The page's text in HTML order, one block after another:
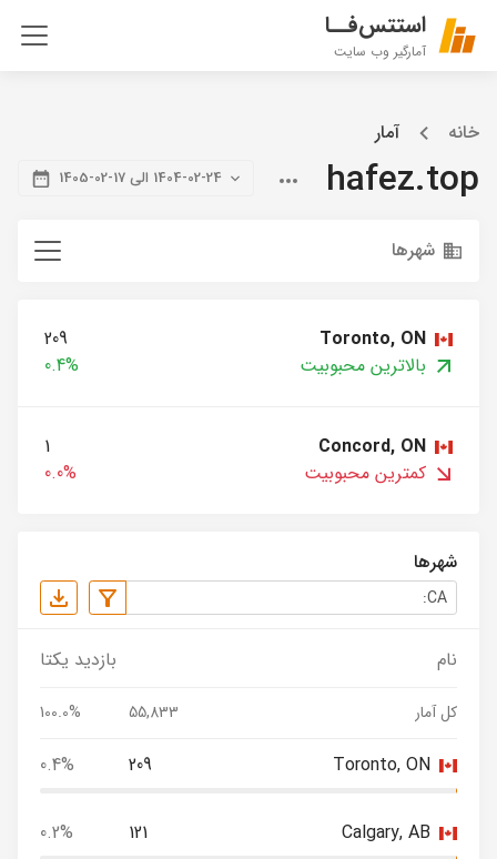
استتس‌فــا
آمارگیر وب سایت
خانه آمار
hafez.top 1404-02-24 الی 17-02-1405
شهرها
Toronto, ON
209
بالاترین محبوبیت
0.4%
Concord, ON
1
کمترین محبوبیت
0.0%
شهرها
نام بازدید یکتا
کل آمار 55,833
100.0%
Toronto, ON
209
0.4%
Calgary, AB
121
0.2%